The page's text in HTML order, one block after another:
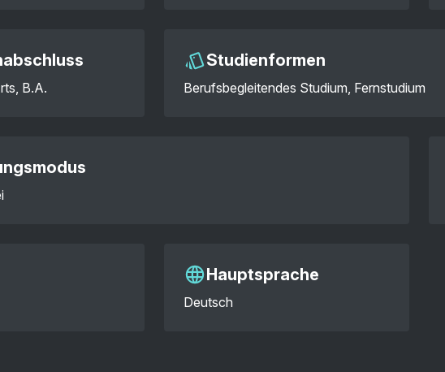
B.A.
Studienformen
Berufsbegleitendes Studium, Fernstudium
Hauptsprache
Deutsch